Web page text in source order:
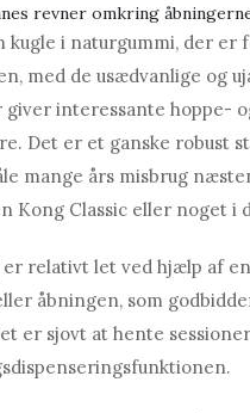
revner omkring
kugle i naturgummi, der er
med de usædvanlige og
giver interessante hoppe-
Det er et ganske robust
mange års misbrug
Kong Classic eller noget i
er relativt let ved hjælp af
åbningen, som
er sjovt at hente